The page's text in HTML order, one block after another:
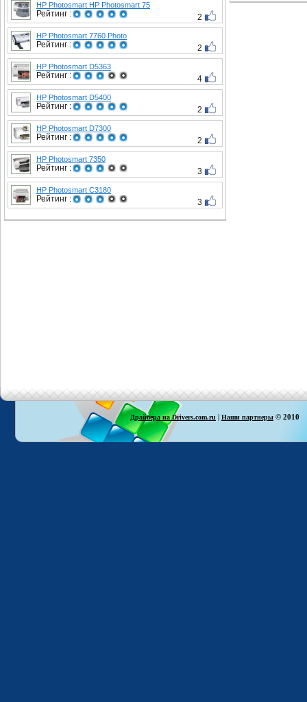
HP Photosmart HP Photosmart 75
Рейтинг : 2
HP Photosmart 7760 Photo
Рейтинг : 2
HP Photosmart D5363
Рейтинг : 4
HP Photosmart D5400
Рейтинг : 2
HP Photosmart D7300
Рейтинг : 2
HP Photosmart 7350
Рейтинг : 3
HP Photosmart C3180
Рейтинг : 3
Драйвера на Drivers.com.ru | Наши партнеры © 2010